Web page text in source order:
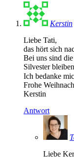
Kerstin
Liebe Tati,
das hört sich
Bei uns sind
Silvester
Ich bedanke
Frohe
Kerstin
Antwort
Liebe